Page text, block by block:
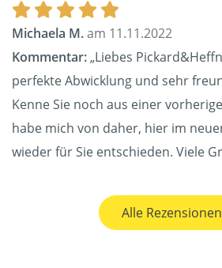
Michaela M.am 11.11.2022
Kommentar:„Liebes
perfekte Abwicklung und sehr
Kenne Sie noch aus einer
habe mich von daher, hier im
wieder für Sie entschieden. Viele
Alle Rezensionen